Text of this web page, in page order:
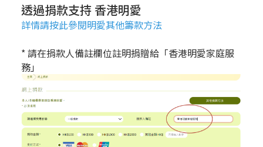
透過捐款支持 香港明愛
詳情請按此參閱明愛其他籌款方法
* 請在捐款人備註欄位註明捐贈給「香港明愛家庭服
務」